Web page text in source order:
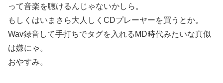
って音楽を聴けるんじゃないかしら。
もしくはいまさら大人しくCDプレーヤーを買うとか。
Wav録音して手打ちでタグを入れるMD時代みたいな真似
は嫌にゃ。
おやすみ。